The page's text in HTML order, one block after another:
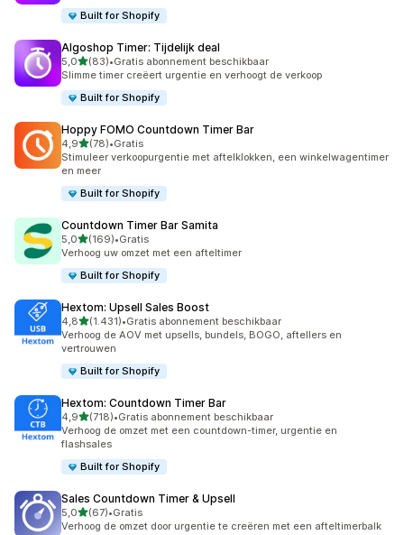
Built for Shopify
Algoshop Timer: Tijdelijk deal
5,0van 5 sterren
(83)
83 recensies in totaal
•Gratis abonnement beschikbaar
Slimme timer creëert urgentie en verhoogt de verkoop
Built for Shopify
Hoppy FOMO Countdown Timer Bar
4,9van 5 sterren
(78)
78 recensies in totaal
•Gratis
Stimuleer verkoopurgentie met aftelklokken, een winkelwagentimer
en meer
Built for Shopify
Countdown Timer Bar Samita
5,0van 5 sterren
(169)
169 recensies in totaal
•Gratis
Verhoog uw omzet met een afteltimer
Built for Shopify
Hextom: Upsell Sales Boost
4,8van 5 sterren
(1.431)
1431 recensies in totaal
•Gratis abonnement beschikbaar
Verhoog de AOV met upsells, bundels, BOGO, aftellers en
vertrouwen
Built for Shopify
Hextom: Countdown Timer Bar
4,9van 5 sterren
(718)
718 recensies in totaal
•Gratis abonnement beschikbaar
Verhoog de omzet met een countdown-timer, urgentie en
flashsales
Built for Shopify
Sales Countdown Timer & Upsell
5,0van 5 sterren
(67)
67 recensies in totaal
•Gratis
Verhoog de omzet door urgentie te creëren met een afteltimerbalk